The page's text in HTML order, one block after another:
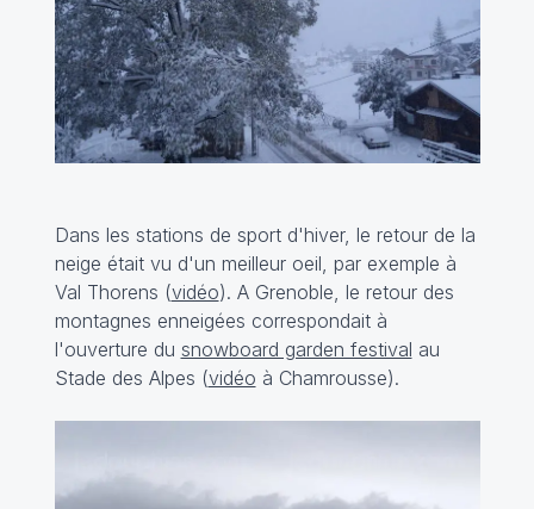
Dans les stations de sport d'hiver, le retour de la
neige était vu d'un meilleur oeil, par exemple à
Val Thorens (vidéo). A Grenoble, le retour des
montagnes enneigées correspondait à
l'ouverture du snowboard garden festival au
Stade des Alpes (vidéo à Chamrousse).